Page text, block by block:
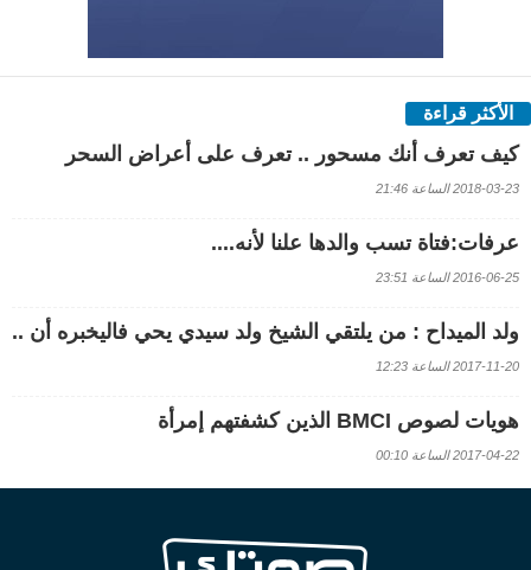
الأكثر قراءة
كيف تعرف أنك مسحور .. تعرف على أعراض السحر
2018-03-23 الساعة 21:46
عرفات:فتاة تسب والدها علنا لأنه....
2016-06-25 الساعة 23:51
ولد الميداح : من يلتقي الشيخ ولد سيدي يحي فاليخبره أن ..
2017-11-20 الساعة 12:23
هويات لصوص BMCI الذين كشفتهم إمرأة
2017-04-22 الساعة 00:10